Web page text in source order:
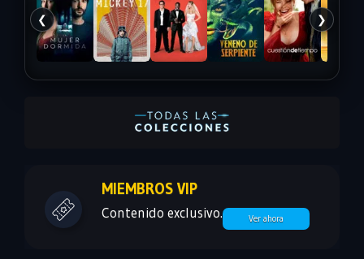
❮ ❯
MIEMBROS VIP
Contenido exclusivo. Ver ahora